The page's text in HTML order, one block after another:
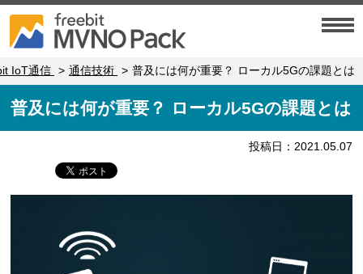
IoT通信 通信技術 普及には何が重要？ ローカル5Gの課題とは
普及には何が重要？ ローカル5Gの課題とは
投稿日：2021.05.07